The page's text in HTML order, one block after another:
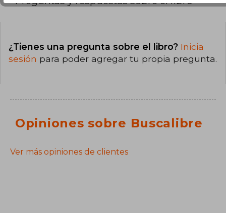
¿Tienes una pregunta sobre el libro? Inicia
sesión para poder agregar tu propia pregunta.
Opiniones sobre Buscalibre
Ver más opiniones de clientes